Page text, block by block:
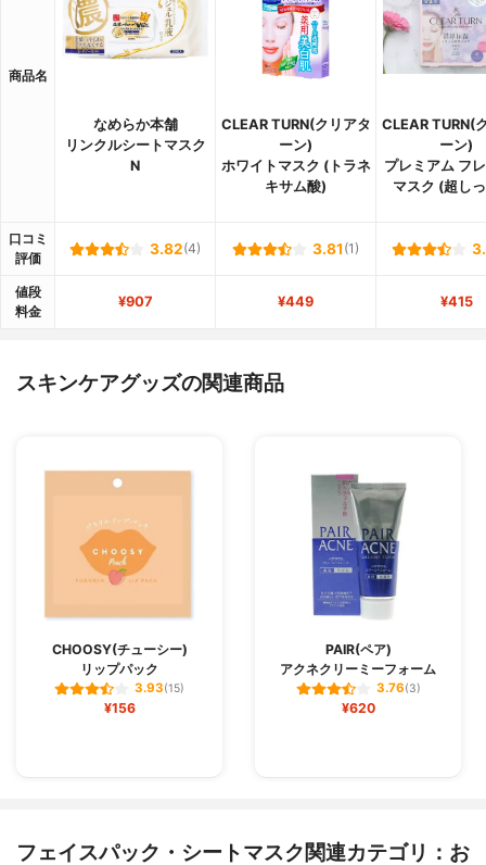
商品名
なめらか本舗
リンクルシートマスク
N
CLEAR TURN(クリアタ
ーン)
ホワイトマスク (トラネ
キサム酸)
CLEAR TURN(
ーン)
プレミアム フ
マスク (超し
口コミ
評価
3.82(4) 3.81 (1)
値段
料金
¥907 ¥449 ¥415
スキンケアグッズの関連商品
CHOOSY(チューシー)
リップパック
3.93(15)
¥156
PAIR(ペア)
アクネクリーミーフォーム
3.76(3)
¥620
フェイスパック・シートマスク関連カテゴリ：お